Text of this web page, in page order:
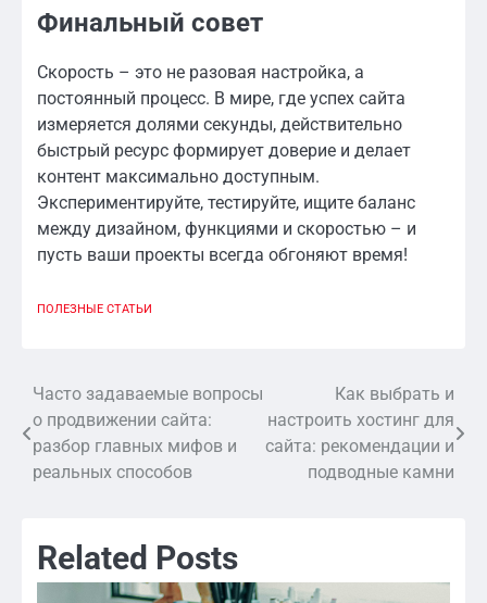
Финальный совет
Скорость – это не разовая настройка, а
постоянный процесс. В мире, где успех сайта
измеряется долями секунды, действительно
быстрый ресурс формирует доверие и делает
контент максимально доступным.
Экспериментируйте, тестируйте, ищите баланс
между дизайном, функциями и скоростью – и
пусть ваши проекты всегда обгоняют время!
ПОЛЕЗНЫЕ СТАТЬИ
Навигация
по
записям
Часто задаваемые вопросы
о продвижении сайта:
разбор главных мифов и
реальных способов
Как выбрать и
настроить хостинг для
сайта: рекомендации и
подводные камни
Related Posts